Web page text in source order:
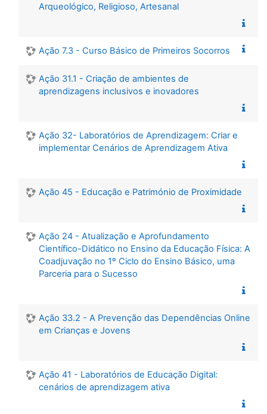
Arqueológico, Religioso, Artesanal
Ação 7.3 - Curso Básico de Primeiros Socorros
Ação 31.1 - Criação de ambientes de
aprendizagens inclusivos e inovadores
Ação 32- Laboratórios de Aprendizagem: Criar e
implementar Cenários de Aprendizagem Ativa
Ação 45 - Educação e Património de Proximidade
Ação 24 - Atualização e Aprofundamento
Científico-Didático no Ensino da Educação Física: A
Coadjuvação no 1º Ciclo do Ensino Básico, uma
Parceria para o Sucesso
Ação 33.2 - A Prevenção das Dependências Online
em Crianças e Jovens
Ação 41 - Laboratórios de Educação Digital:
cenários de aprendizagem ativa